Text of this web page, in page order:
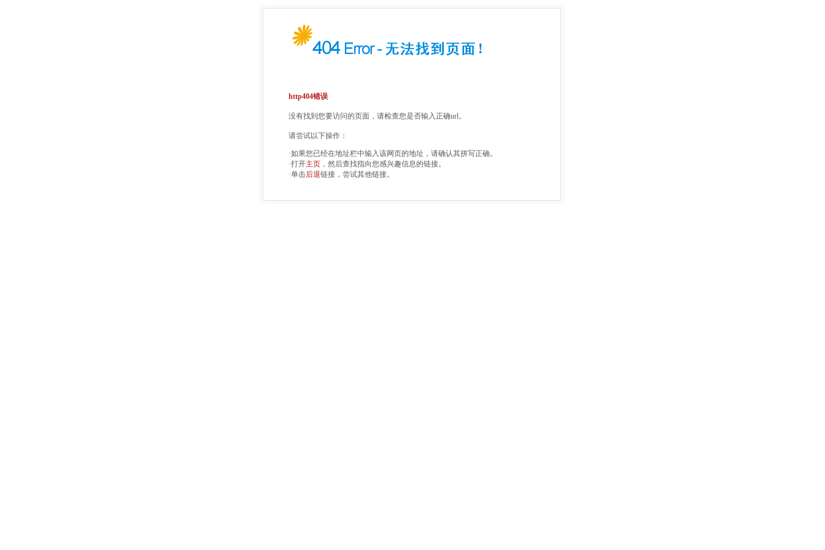
http404错误
没有找到您要访问的页面，请检查您是否输入正确url。
请尝试以下操作：
·如果您已经在地址栏中输入该网页的地址，请确认其拼写正确。
·打开主页 ，然后查找指向您感兴趣信息的链接。
·单击后退链接，尝试其他链接。